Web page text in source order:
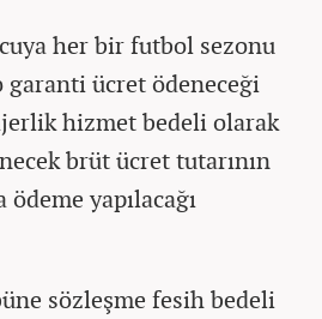
her bir futbol sezonu
ücret ödeneceği
hizmet bedeli olarak
brüt ücret tutarının
yapılacağı
sözleşme fesih bedeli